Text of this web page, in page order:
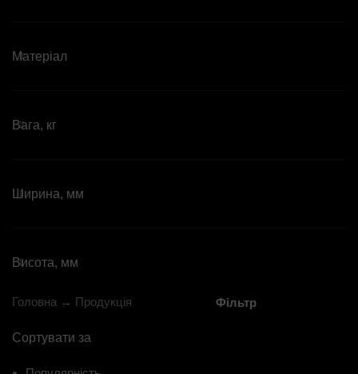
Матеріал
Вага, кг
Ширина, мм
Висота, мм
Головна → Продукція Фільтр
Сортувати за